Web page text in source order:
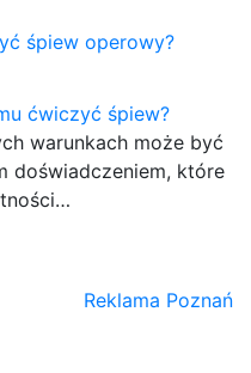
śpiew operowy?
ćwiczyć śpiew?
warunkach może być
doświadczeniem, które
Reklama Poznań